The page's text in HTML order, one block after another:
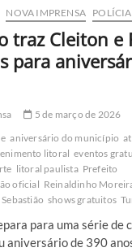
NOVA IMPRENSA POLÍCIA
traz Cleiton e
para
5 de março de 2026
aniversário do município
litoral eventos
litoral paulista Prefeito
oficial Reinaldinho
shows gratuitos
para uma série de
aniversário de 390